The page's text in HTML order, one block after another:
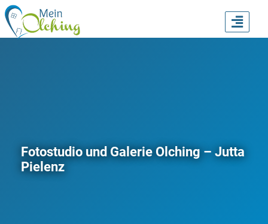
Fotostudio und Galerie Olching – Jutta
Pielenz